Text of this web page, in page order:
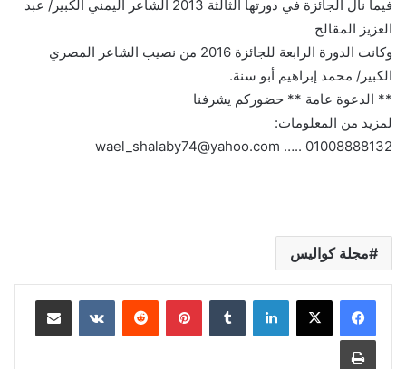
فيما نال الجائزة في دورتها الثالثة 2013 الشاعر اليمني الكبير/ عبد
العزيز المقالح
وكانت الدورة الرابعة للجائزة 2016 من نصيب الشاعر المصري
الكبير/ محمد إبراهيم أبو سنة.
** الدعوة عامة ** حضوركم يشرفنا
لمزيد من المعلومات:
wael_shalaby74@yahoo.com ….. 01008888132
مجلة كواليس
لينكدإن بينتيريست مشاركة عبر البريد
طباعة